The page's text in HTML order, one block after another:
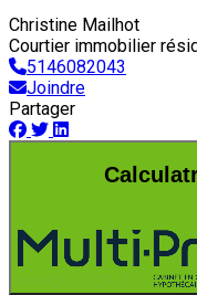
Christine Mailhot
Courtier immobilier
5146082043
Joindre
Partager